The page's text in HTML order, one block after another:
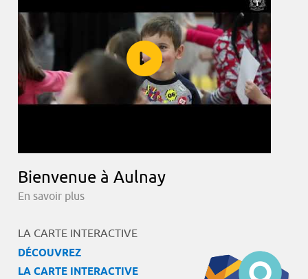
Bienvenue à Aulnay
En savoir plus
LA CARTE INTERACTIVE
DÉCOUVREZ
LA CARTE INTERACTIVE